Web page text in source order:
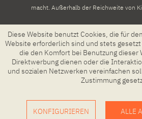
macht. Außerhalb der Reichweite von
Diese Website benutzt Cookies, die für
Website erforderlich sind und stets
die den Komfort bei Benutzung dieser
Direktwerbung dienen oder die
und sozialen Netzwerken vereinfachen
Zustimmung
KONFIGURIEREN ALLE